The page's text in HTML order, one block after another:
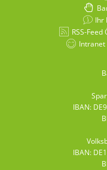
Ihr
RSS-
IBAN:
IBAN: